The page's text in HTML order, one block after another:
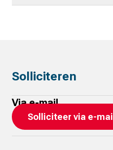
Solliciteren
Via e-mail
Solliciteer via e-mail